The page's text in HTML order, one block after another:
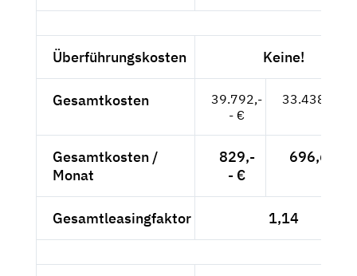
Überführungskosten Keine!
Gesamtkosten
39.792,-
- €
33.438,66 €
Gesamtkosten /
Monat
829,-
- €
696,64 €
Gesamtleasingfaktor 1,14